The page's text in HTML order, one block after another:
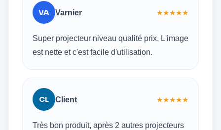
VA Varnier ★★★★★
Super projecteur niveau qualité prix, L'image
est nette et c'est facile d'utilisation.
CL Client ★★★★★
Très bon produit, après 2 autres projecteurs